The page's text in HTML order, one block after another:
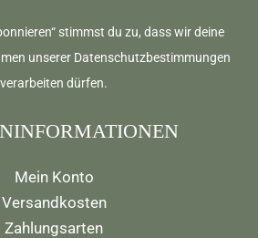
stimmst du zu, dass wir deine
unserer Datenschutzbestimmungen
verarbeiten dürfen.
Mein Konto
Versandkosten
Zahlungsarten